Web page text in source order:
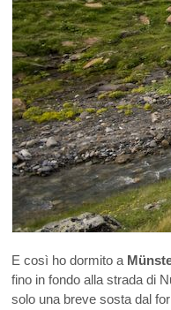
E così ho dormito a
fino in fondo alla strada di
solo una breve sosta dal